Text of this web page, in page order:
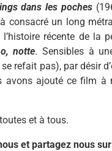
dans les poches
consacré un long
récente de la
notte. Sensibles à
refait pas), par désir
avons ajouté ce film à
et à tous.
et partagez nous